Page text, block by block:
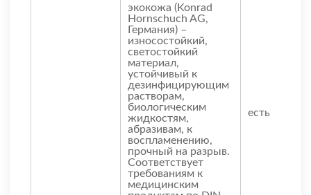
экокожа (Konrad
Hornschuch AG,
Германия) –
износостойкий,
светостойкий
материал,
устойчивый к
дезинфицирующим
растворам,
биологическим
жидкостям,
абразивам, к
воспламенению,
прочный на разрыв.
Соответствует
требованиям к
медицинским
есть